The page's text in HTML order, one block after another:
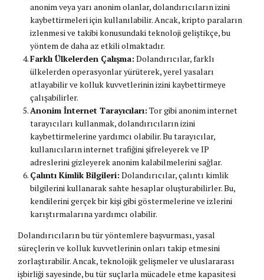
anonim veya yarı anonim olanlar, dolandırıcıların izini
kaybettirmeleri için kullanılabilir. Ancak, kripto paraların
izlenmesi ve takibi konusundaki teknoloji geliştikçe, bu
yöntem de daha az etkili olmaktadır.
Farklı Ülkelerden Çalışma: Dolandırıcılar, farklı
ülkelerden operasyonlar yürüterek, yerel yasaları
atlayabilir ve kolluk kuvvetlerinin izini kaybettirmeye
çalışabilirler.
Anonim İnternet Tarayıcıları: Tor gibi anonim internet
tarayıcıları kullanmak, dolandırıcıların izini
kaybettirmelerine yardımcı olabilir. Bu tarayıcılar,
kullanıcıların internet trafiğini şifreleyerek ve IP
adreslerini gizleyerek anonim kalabilmelerini sağlar.
Çalıntı Kimlik Bilgileri: Dolandırıcılar, çalıntı kimlik
bilgilerini kullanarak sahte hesaplar oluşturabilirler. Bu,
kendilerini gerçek bir kişi gibi göstermelerine ve izlerini
karıştırmalarına yardımcı olabilir.
Dolandırıcıların bu tür yöntemlere başvurması, yasal
süreçlerin ve kolluk kuvvetlerinin onları takip etmesini
zorlaştırabilir. Ancak, teknolojik gelişmeler ve uluslararası
işbirliği sayesinde, bu tür suçlarla mücadele etme kapasitesi